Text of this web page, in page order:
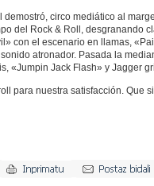
demostró, circo mediático al
del Rock & Roll, desgranando
con el escenario en llamas,
atronador. Pasada la
«Jumpin Jack Flash» y Jagger
para nuestra satisfacción. Que